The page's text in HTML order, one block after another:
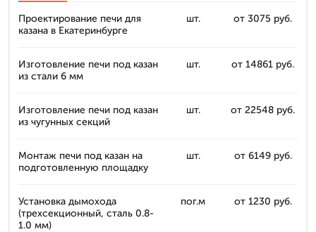
Проектирование печи для
казана в Екатеринбурге
шт. от 3075 руб.
Изготовление печи под казан
из стали 6 мм
шт. от 14861 руб.
Изготовление печи под казан
из чугунных секций
шт. от 22548 руб.
Монтаж печи под казан на
подготовленную площадку
шт. от 6149 руб.
Установка дымохода
(трехсекционный, сталь 0.8-
1.0 мм)
пог.м от 1230 руб.